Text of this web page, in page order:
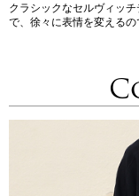
クラシックなセルヴィッ
で、徐々に表情を変えるの